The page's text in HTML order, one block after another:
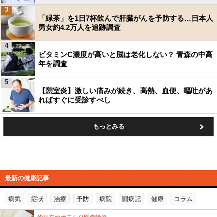
「緑茶」を1日7杯飲んで肝臓がんを予防する…日本人
男女約4.2万人を追跡調査
3
ビタミンC濃度が高いと脳は老化しない？ 青森の中高
年を調査
4
【憩室炎】激しい痛みが続き、高熱、血便、嘔吐があ
ればすぐに受診すべし
5
もっとみる
最新の健康記事
病気 症状 治療 予防 病院 闘病記 健康 コラム